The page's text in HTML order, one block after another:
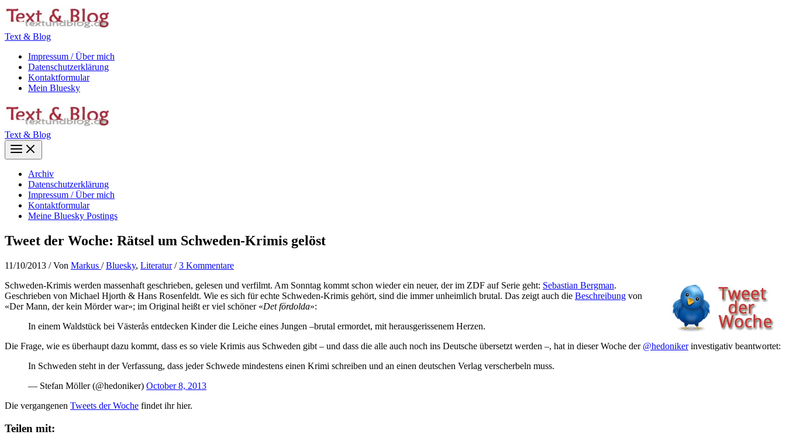
Zum
Inhalt
Text & Blog
Impressum / Über mich
Datenschutzerklärung
Kontaktformular
Mein Bluesky
Text & Blog
Main
Menu
Archiv
Datenschutzerklärung
Impressum / Über mich
Kontaktformular
Meine Bluesky Postings
Tweet der Woche: Rätsel um Schweden-Krimis gelöst
11/10/2013 / Von Markus /Bluesky, Literatur/3 Kommentare
Schweden-Krimis werden massenhaft geschrieben, gelesen und verfilmt. Am Sonntag kommt schon wieder ein neuer, der im ZDF auf Serie geht: Sebastian Bergman.
Geschrieben von Michael Hjorth & Hans Rosenfeldt. Wie es sich für echte Schweden-Krimis gehört, sind die immer unheimlich brutal. Das zeigt auch die Beschreibung von
«Der Mann, der kein Mörder war»; im Original heißt er viel schöner «Det fördolda»:
In einem Waldstück bei Västerås entdecken Kinder die Leiche eines Jungen –brutal ermordet, mit herausgerissenem Herzen.
Die Frage, wie es überhaupt dazu kommt, dass es so viele Krimis aus Schweden gibt – und dass die alle auch noch ins Deutsche übersetzt werden –, hat in dieser Woche der @hedonikerinvestigativ beantwortet:
In Schweden steht in der Verfassung, dass jeder Schwede mindestens einen Krimi schreiben und an einen deutschen Verlag verscherbeln muss.
— Stefan Möller (@hedoniker) October 8, 2013
Die vergangenen Tweets der Woche findet ihr hier.
Teilen mit: